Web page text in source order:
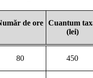
de ore Cuantum
(lei)
80 450